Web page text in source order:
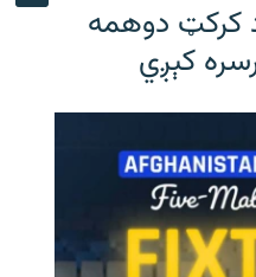
د کرکټ دوهمه
کېږي